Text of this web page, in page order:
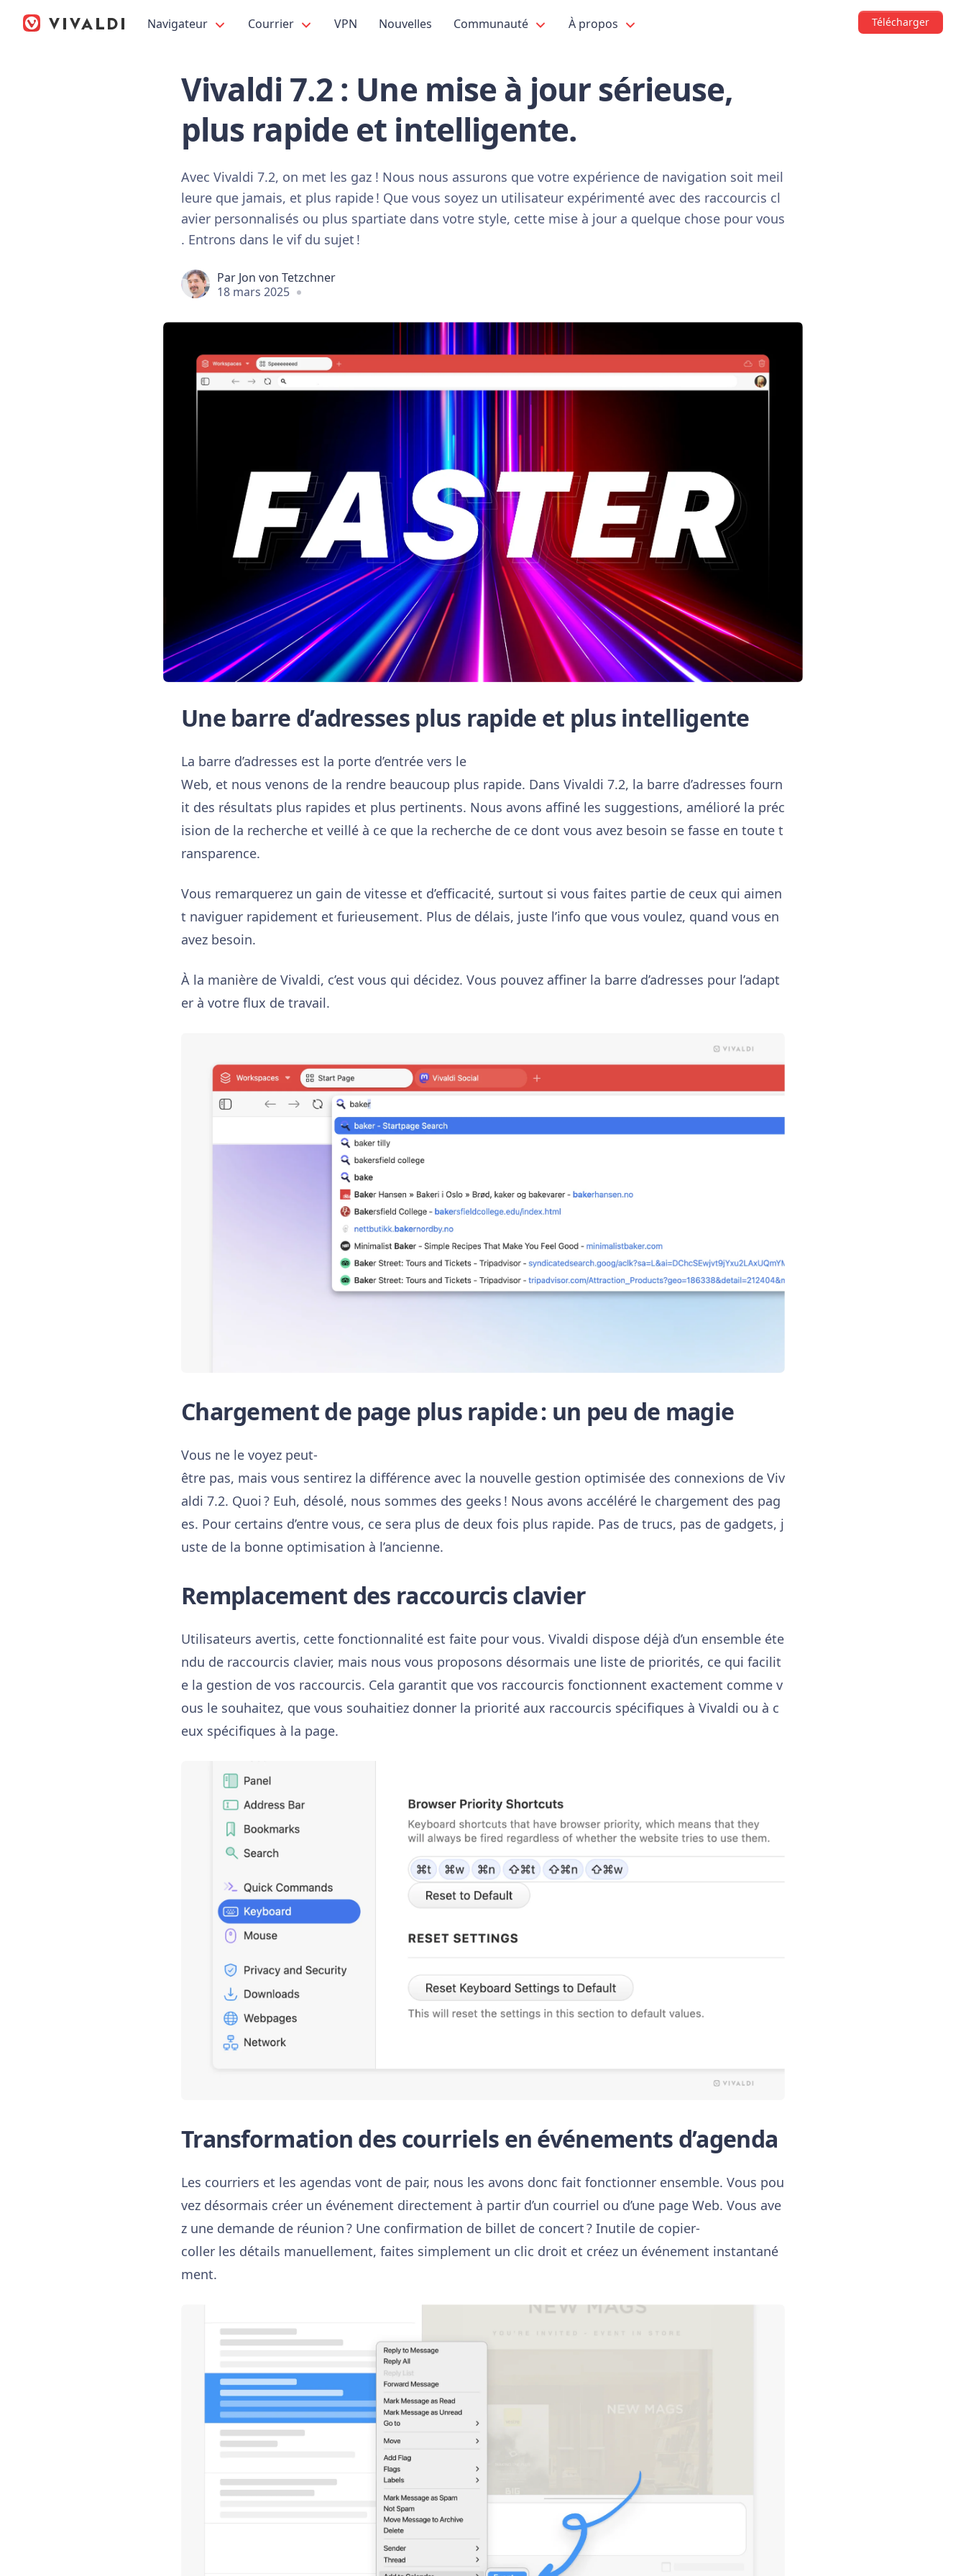
Navigateur Courrier VPN Nouvelles Communauté À propos Télécharger
Vivaldi 7.2 : Une mise à jour sérieuse,
plus rapide et intelligente.
Avec Vivaldi 7.2, on met les gaz ! Nous nous assurons que votre expérience de navigation soit meil
leure que jamais, et plus rapide ! Que vous soyez un utilisateur expérimenté avec des raccourcis cl
avier personnalisés ou plus spartiate dans votre style, cette mise à jour a quelque chose pour vous
. Entrons dans le vif du sujet !
Par Jon von Tetzchner
18 mars 2025
Une barre d’adresses plus rapide et plus intelligente
La barre d’adresses est la porte d’entrée vers le
Web, et nous venons de la rendre beaucoup plus rapide. Dans Vivaldi 7.2, la barre d’adresses fourn
it des résultats plus rapides et plus pertinents. Nous avons affiné les suggestions, amélioré la préc
ision de la recherche et veillé à ce que la recherche de ce dont vous avez besoin se fasse en toute t
ransparence.
Vous remarquerez un gain de vitesse et d’efficacité, surtout si vous faites partie de ceux qui aimen
t naviguer rapidement et furieusement. Plus de délais, juste l’info que vous voulez, quand vous en
avez besoin.
À la manière de Vivaldi, c’est vous qui décidez. Vous pouvez affiner la barre d’adresses pour l’adapt
er à votre flux de travail.
Chargement de page plus rapide : un peu de magie
Vous ne le voyez peut-
être pas, mais vous sentirez la différence avec la nouvelle gestion optimisée des connexions de Viv
aldi 7.2. Quoi ? Euh, désolé, nous sommes des geeks ! Nous avons accéléré le chargement des pag
es. Pour certains d’entre vous, ce sera plus de deux fois plus rapide. Pas de trucs, pas de gadgets, j
uste de la bonne optimisation à l’ancienne.
Remplacement des raccourcis clavier
Utilisateurs avertis, cette fonctionnalité est faite pour vous. Vivaldi dispose déjà d’un ensemble éte
ndu de raccourcis clavier, mais nous vous proposons désormais une liste de priorités, ce qui facilit
e la gestion de vos raccourcis. Cela garantit que vos raccourcis fonctionnent exactement comme v
ous le souhaitez, que vous souhaitiez donner la priorité aux raccourcis spécifiques à Vivaldi ou à c
eux spécifiques à la page.
Transformation des courriels en événements d’agenda
Les courriers et les agendas vont de pair, nous les avons donc fait fonctionner ensemble. Vous pou
vez désormais créer un événement directement à partir d’un courriel ou d’une page Web. Vous ave
z une demande de réunion ? Une confirmation de billet de concert ? Inutile de copier-
coller les détails manuellement, faites simplement un clic droit et créez un événement instantané
ment.